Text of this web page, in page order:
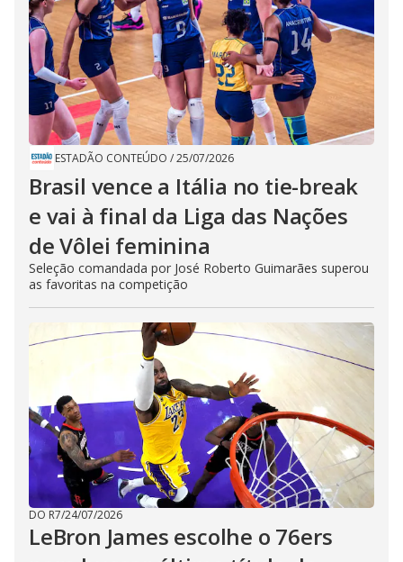
ESTADÃO CONTEÚDO /25/07/2026
Brasil vence a Itália no tie-break
e vai à final da Liga das Nações
de Vôlei feminina
Seleção comandada por José Roberto Guimarães superou
as favoritas na competição
DO R7/24/07/2026
LeBron James escolhe o 76ers